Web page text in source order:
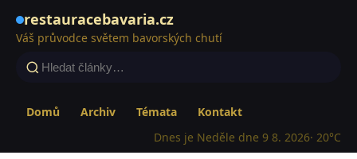
restauracebavaria.cz
Váš průvodce světem bavorských chutí
Domů Archiv Témata
Kontakt
Dnes je Neděle dne 9 8. 2026· 20°C